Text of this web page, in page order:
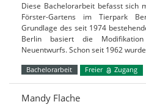
Diese Bachelorarbeit befasst sich
Förster-Gartens im Tierpark
Grundlage des seit 1974
Berlin basiert die
Neuentwurfs. Schon seit 1962
Bachelorarbeit Freier Zugang
Mandy Flache